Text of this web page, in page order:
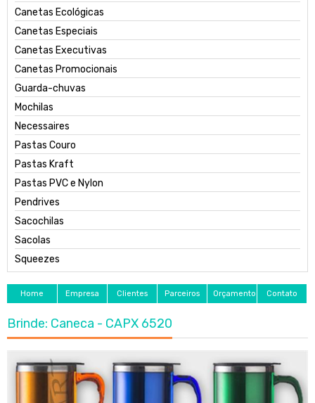
Canetas Ecológicas
Canetas Especiais
Canetas Executivas
Canetas Promocionais
Guarda-chuvas
Mochilas
Necessaires
Pastas Couro
Pastas Kraft
Pastas PVC e Nylon
Pendrives
Sacochilas
Sacolas
Squeezes
Home Empresa Clientes Parceiros Orçamento Contato
Brinde: Caneca - CAPX 6520